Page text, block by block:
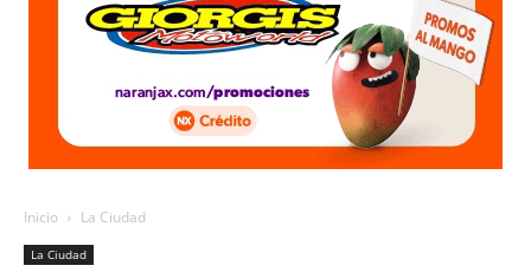
Inicio La Ciudad
La Ciudad